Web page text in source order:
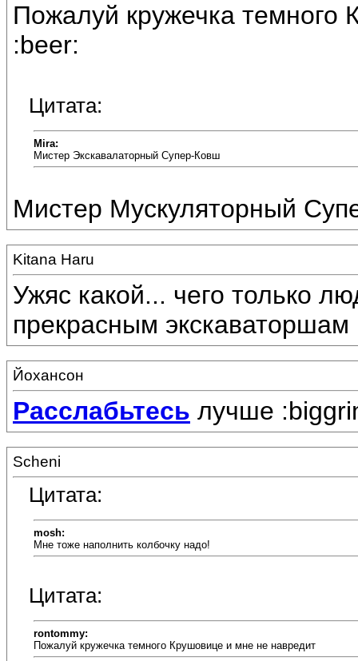
Пожалуй кружечка темного
:beer:
Цитата:
Mira:
Мистер Экскавалаторный Супер-Ковш
Мистер Мускуляторный
Kitana Haru
Ужяс какой... чего только
прекрасным экскаваторшам
Йохансон
Расслабьтесь лучше
Scheni
Цитата:
mosh:
Мне тоже наполнить колбочку надо!
Цитата:
rontommy:
Пожалуй кружечка темного Крушовице и мне не навредит